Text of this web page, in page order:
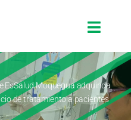
EsSalud Moquegua adquirida
de tratamiento a pacientes